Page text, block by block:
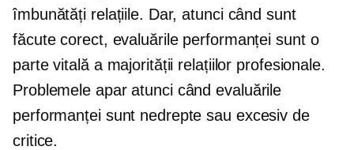
îmbunătăți relațiile. Dar, atunci când sunt
făcute corect, evaluările performanței sunt o
parte vitală a majorității relațiilor profesionale.
Problemele apar atunci când evaluările
performanței sunt nedrepte sau excesiv de
critice.